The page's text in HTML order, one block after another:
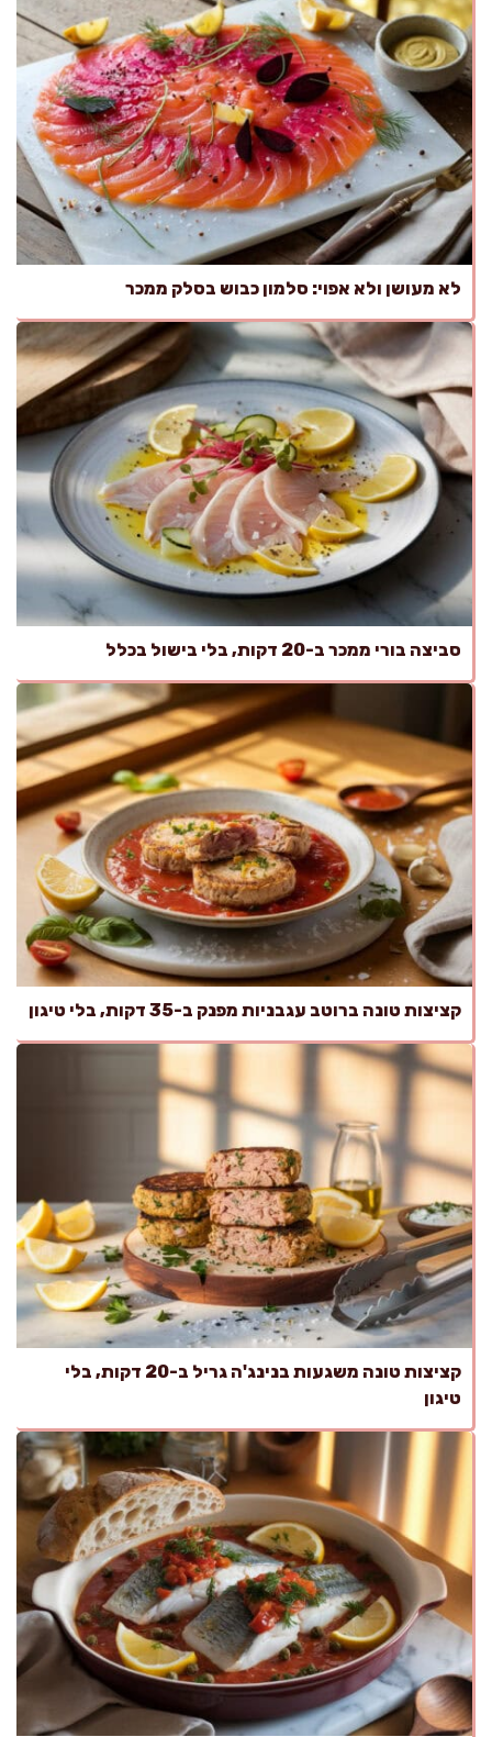
לא מעושן ולא אפוי: סלמון כבוש בסלק ממכר
סביצה בורי ממכר ב-20 דקות, בלי בישול בכלל
קציצות טונה ברוטב עגבניות מפנק ב-35 דקות, בלי טיגון
קציצות טונה משגעות בנינג'ה גריל ב-20 דקות, בלי
טיגון